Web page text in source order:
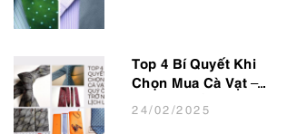
Top 4 Bí Quyết Khi
Chọn Mua Cà Vạt –
Giúp Quý Ông Trở Nên
24/02/2025